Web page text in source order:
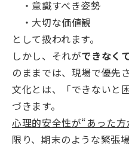
・意識すべき姿勢
・大切な価値観
として扱われます。
しかし、それができなく
のままでは、現場で優先
文化とは、「できないと
づきます。
心理的安全性が“あった
限り、期末のような緊張